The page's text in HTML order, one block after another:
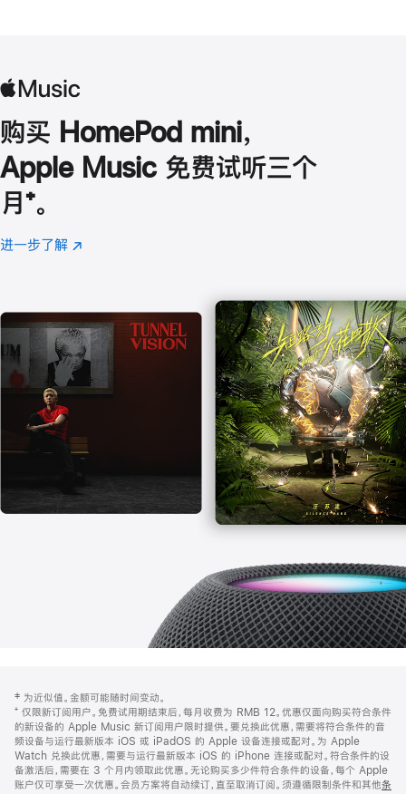
购买 HomePod mini，
Apple Music 免费试听三个
月 脚
注
⁺。
进一步了解 Apple
(在
口
中
打
开)
页
页
脚
注
‡ 为近似值。金额可能随时间变动。
⁺ 仅限新订阅用户。免费试用期结束后，每月收费为 RMB 12。优惠仅面向购买符合条件
的新设备的 Apple Music 新订阅用户限时提供。要兑换此优惠，需要将符合条件的音
频设备与运行最新版本 iOS 或 iPadOS 的 Apple 设备连接或配对。为 Apple
Watch 兑换此优惠，需要与运行最新版本 iOS 的 iPhone 连接或配对。符合条件的设
备激活后，需要在 3 个月内领取此优惠。无论购买多少件符合条件的设备，每个 Apple
账户仅可享受一次优惠。会员方案将自动续订，直至取消订阅。须遵循限制条件和其他条